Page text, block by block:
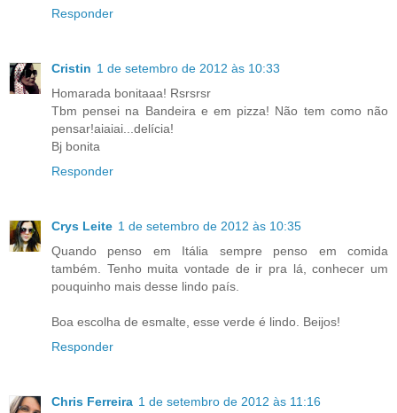
Responder
Cristin 1 de setembro de 2012 às 10:33
Homarada bonitaaa! Rsrsrsr
Tbm pensei na Bandeira e em pizza! Não tem como não
pensar!aiaiai...delícia!
Bj bonita
Responder
Crys Leite 1 de setembro de 2012 às 10:35
Quando penso em Itália sempre penso em comida
também. Tenho muita vontade de ir pra lá, conhecer um
pouquinho mais desse lindo país.
Boa escolha de esmalte, esse verde é lindo. Beijos!
Responder
Chris Ferreira 1 de setembro de 2012 às 11:16